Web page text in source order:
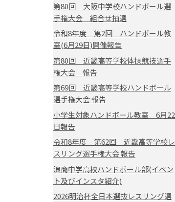
第80回 大阪中学校ハンドボール選
手権大会 組合せ抽選
令和8年度 第2回 ハンドボール教
室(6月29日)開催報告
第80回 近畿高等学校体操競技選手
権大会 報告
第69回 近畿高等学校ハンドボール
選手権大会 報告
小学生対象ハンドボール教室 6月22
日報告
令和8年度 第62回 近畿高等学校レ
スリング選手権大会 報告
浪商中学高校ハンドボール部(イベン
ト及びインスタ紹介)
2026明治杯全日本選抜レスリング選